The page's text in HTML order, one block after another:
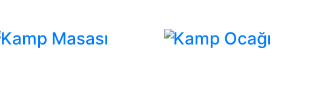
Kamp Masası Kamp Ocağı